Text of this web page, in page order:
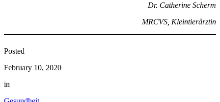
Dr. Catherine Scherm
MRCVS, Kleintierärztin
Posted
February 10, 2020
in